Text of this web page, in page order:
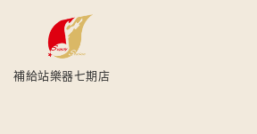
補給站樂器七期店